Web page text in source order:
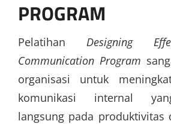
PROGRAM
Pelatihan Designing
Communication Program
organisasi untuk
komunikasi internal
langsung pada produktivitas